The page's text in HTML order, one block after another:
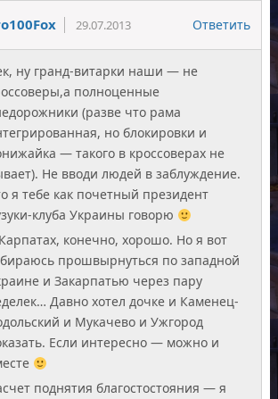
29.07.2013 Ответить
ну гранд-витарки наши — не
полноценные
(разве что рама
но блокировки и
— такого в кроссоверах не
Не вводи людей в заблуждение.
я тебе как почетный президент
клуба Украины говорю
конечно, хорошо. Но я вот
прошвырнуться по западной
и Закарпатью через пару
Давно хотел дочке и Каменец-
и Мукачево и Ужгород
Если интересно — можно и
поднятия благостостояния — я